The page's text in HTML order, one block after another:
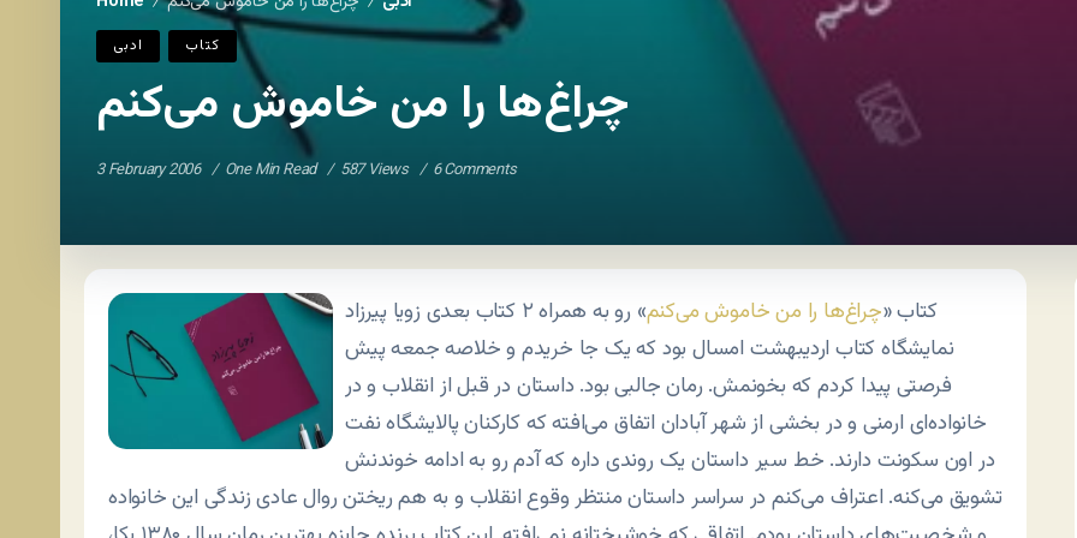
ادبی کتاب
چراغ‌ها را من خاموش می‌کنم
3 February 2006 One Min Read 587 Views 6 Comments
کتاب «چراغ‌ها را من خاموش می‌کنم
» رو به همراه ۲ کتاب بعدی زویا پیرزاد
نمایشگاه کتاب اردیبهشت امسال بود که یک جا خریدم و خلاصه جمعه پیش
فرصتی پیدا کردم که بخونمش. رمان جالبی بود. داستان در قبل از انقلاب و در
خانواده‌ای ارمنی و در بخشی از شهر آبادان اتفاق می‌افته که کارکنان پالایشگاه نفت
در اون سکونت دارند. خط سیر داستان یک روندی داره که آدم رو به ادامه خوندنش
تشویق می‌کنه. اعتراف می‌کنم در سراسر داستان منتظر وقوع انقلاب و به هم ریختن روال عادی زندگی این خانواده